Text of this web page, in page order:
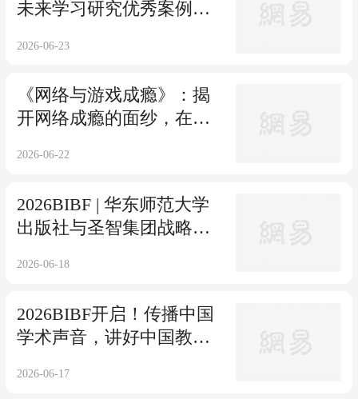
未来学习研究优秀案例选
布！
2026-06-23
《网络与游戏成瘾》：揭
开网络成瘾的面纱，在数
2026-06-22
2026BIBF | 华东师范大学
出版社与圣智集团战略合
2026-06-18
2026BIBF开启！传播中国
学术声音，讲好中国教育
版社亮相北京国际图书博
2026-06-17